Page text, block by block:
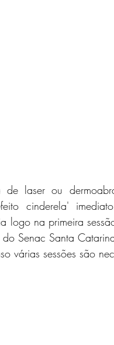
laser ou
cinderela'
logo na primeira
Senac Santa
várias sessões são